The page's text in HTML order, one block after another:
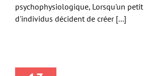
psychophysiologique, Lorsqu'un
d'individus décident de créer [...]